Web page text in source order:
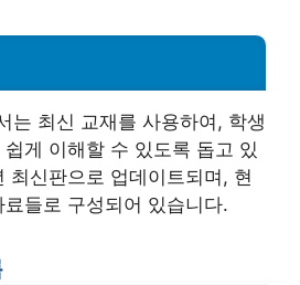
는 최신 교재를 사용하여, 학생
게 이해할 수 있도록 돕고 있
최신판으로 업데이트되며, 현
들로 구성되어 있습니다.